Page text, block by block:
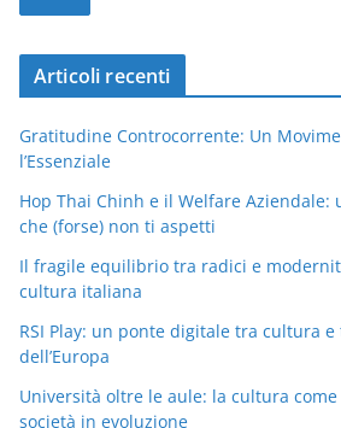
Articoli recenti
Gratitudine Controcorrente: Un
l’Essenziale
Hop Thai Chinh e il Welfare Aziendale:
che (forse) non ti aspetti
Il fragile equilibrio tra radici e
cultura italiana
RSI Play: un ponte digitale tra cultura
dell’Europa
Università oltre le aule: la cultura
società in evoluzione